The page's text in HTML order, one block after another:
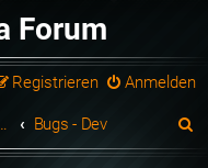
Forum
Anmelden
Registrieren
Developer Bugs - Dev